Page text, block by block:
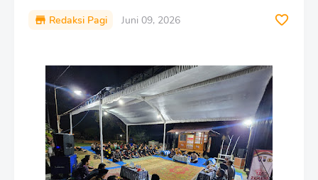
Redaksi Pagi Juni 09, 2026